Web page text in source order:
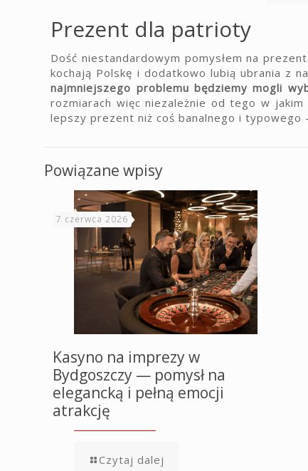
Prezent dla patrioty
Dość niestandardowym pomysłem na
kochają Polskę i dodatkowo lubią ubrania z
najmniejszego problemu będziemy mogli
rozmiarach więc niezależnie od tego w
lepszy prezent niż coś banalnego i typowego
Powiązane wpisy
7 czerwca 2026
Kasyno na imprezy w
Bydgoszczy — pomysł na
elegancką i pełną emocji
atrakcję
Czytaj dalej